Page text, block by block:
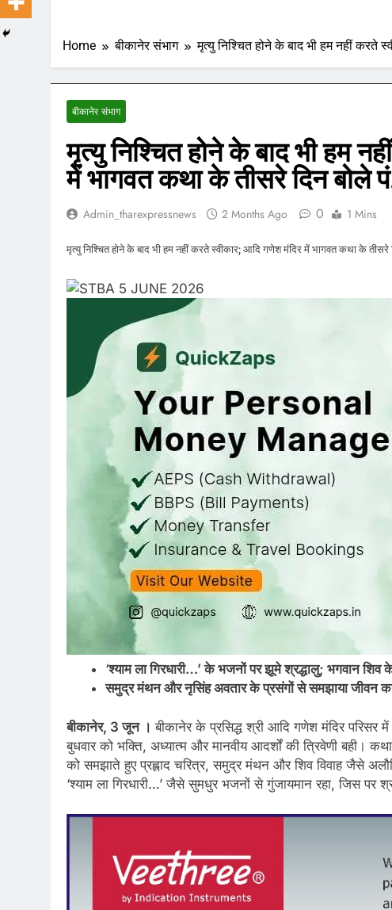
Home बीकानेर संभाग मृत्यु निश्चित होने के बाद भी हम नहीं करते
बीकानेर संभाग
मृत्यु निश्चित होने के बाद भी हम
में भागवत कथा के तीसरे दिन बोले
Admin_tharexpressnews 2 Months Ago 0 1 Mins
मृत्यु निश्चित होने के बाद भी हम नहीं करते स्वीकार; आदि गणेश मंदिर में भागवत कथा के तीसरे
‘श्याम ला गिरधारी…’ के भजनों पर झूमे श्रद्धालु; भगवान शिव
समुद्र मंथन और नृसिंह अवतार के प्रसंगों से समझाया जीवन का
बीकानेर, 3 जून । बीकानेर के प्रसिद्ध श्री आदि गणेश मंदिर परिसर
बुधवार को भक्ति, अध्यात्म और मानवीय आदर्शों की त्रिवेणी बही।
को समझाते हुए प्रह्लाद चरित्र, समुद्र मंथन और शिव विवाह जैसे
‘श्याम ला गिरधारी…’ जैसे सुमधुर भजनों से गुंजायमान रहा, जिस पर